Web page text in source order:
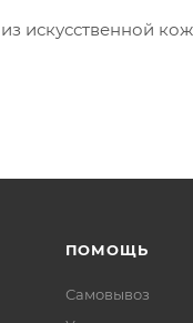
ПОМОЩЬ
Самовывоз